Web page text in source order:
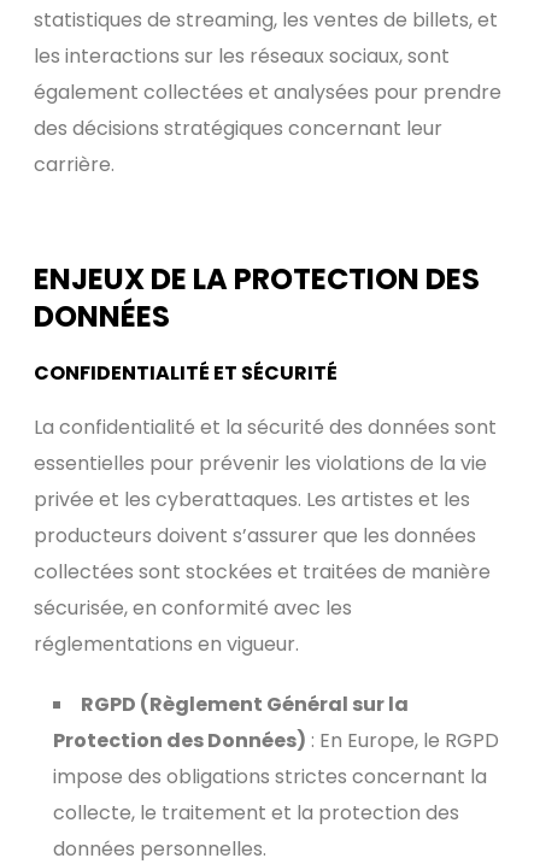
statistiques de streaming, les ventes de billets, et
les interactions sur les réseaux sociaux, sont
également collectées et analysées pour prendre
des décisions stratégiques concernant leur
carrière.
ENJEUX DE LA PROTECTION DES
DONNÉES
CONFIDENTIALITÉ ET SÉCURITÉ
La confidentialité et la sécurité des données sont
essentielles pour prévenir les violations de la vie
privée et les cyberattaques. Les artistes et les
producteurs doivent s’assurer que les données
collectées sont stockées et traitées de manière
sécurisée, en conformité avec les
réglementations en vigueur.
RGPD (Règlement Général sur la
Protection des Données) : En Europe, le RGPD
impose des obligations strictes concernant la
collecte, le traitement et la protection des
données personnelles.